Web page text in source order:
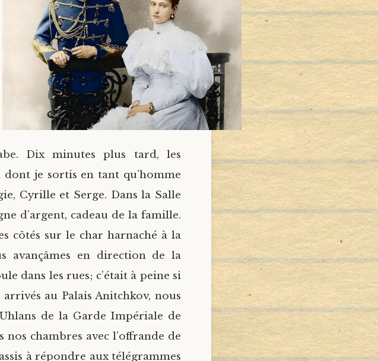
Dix minutes plus tard, les
je sortis en tant qu’homme
Cyrille et Serge. Dans la Salle
d’argent, cadeau de la famille.
côtés sur le char harnaché à la
avançâmes en direction de la
dans les rues; c’était à peine si
au Palais Anitchkov, nous
de la Garde Impériale de
chambres avec l’offrande de
à répondre aux télégrammes